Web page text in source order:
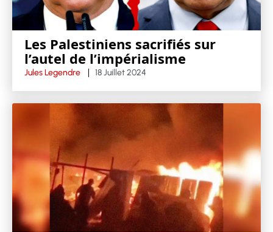
Les Palestiniens sacrifiés sur
l’autel de l’impérialisme
Jules Legendre 18 Juillet 2024